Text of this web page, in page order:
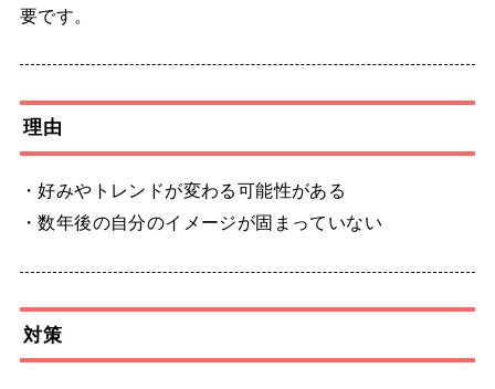
要です。
理由
・好みやトレンドが変わる可能性がある
・数年後の自分のイメージが固まっていない
対策